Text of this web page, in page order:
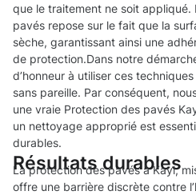
que le traitement ne soit
pavés repose sur le fait que la
sèche, garantissant ainsi une
de protection.Dans notre
d’honneur à utiliser ces
sans pareille. Par conséquent,
une vraie Protection des pavés
un nettoyage approprié est
durables.
Résultats durables
La protection des pavés à Kayl,
offre une barrière discrète contre